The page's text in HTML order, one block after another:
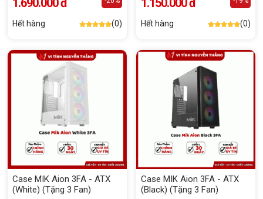
1.690.000 đ
Hết hàng (0)
1.150.000 đ
Hết hàng (0)
Case MIK Aion 3FA - ATX
(White) (Tặng 3 Fan)
Case MIK Aion 3FA - ATX
(Black) (Tặng 3 Fan)